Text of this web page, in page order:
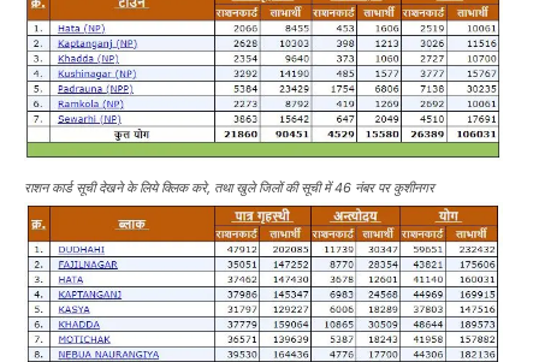
राशन कार्ड सूची देखने के लिये क्लिक करे, तथा खुले जिलों की सूची में 46 नंबर पर कुशीनगर